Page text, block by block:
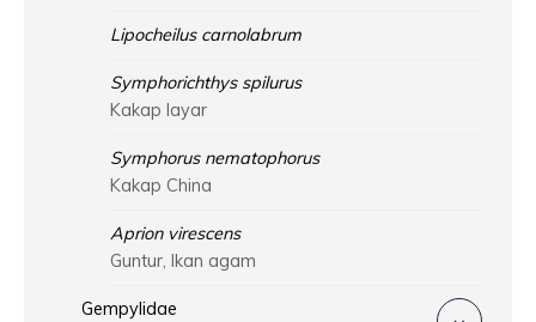
Lipocheilus carnolabrum
Symphorichthys spilurus
Kakap layar
Symphorus nematophorus
Kakap China
Aprion virescens
Guntur, Ikan agam
Gempylidae